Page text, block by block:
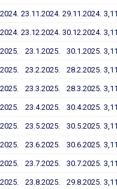
23.11.2024. 29.11.2024.
23.12.2024. 30.12.2024.
23.1.2025. 30.1.2025.
23.2.2025. 28.2.2025.
23.3.2025. 28.3.2025.
23.4.2025. 30.4.2025.
23.5.2025. 30.5.2025.
23.6.2025. 30.6.2025.
23.7.2025. 30.7.2025.
23.8.2025. 29.8.2025.